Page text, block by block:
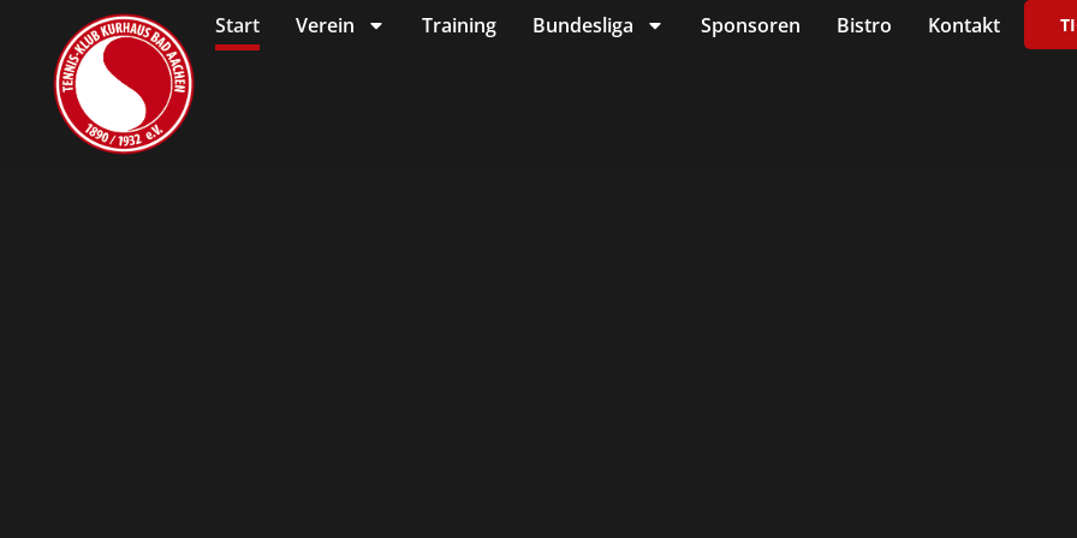
Start Verein Training Bundesliga Sponsoren Bistro Kontakt